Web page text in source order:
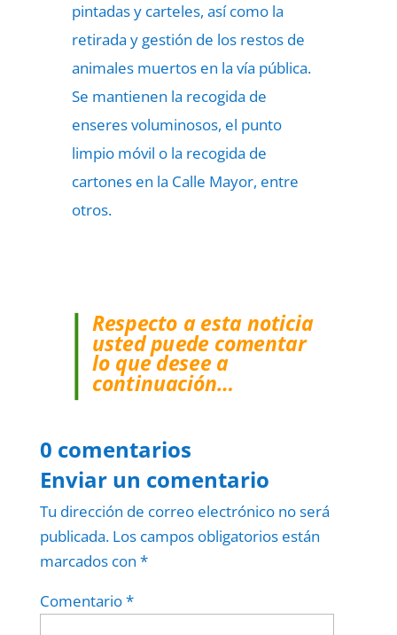
pintadas y carteles, así como la
retirada y gestión de los restos de
animales muertos en la vía pública.
Se mantienen la recogida de
enseres voluminosos, el punto
limpio móvil o la recogida de
cartones en la Calle Mayor, entre
otros.
Respecto a esta noticia
usted puede comentar
lo que desee a
continuación…
0 comentarios
Enviar un comentario
Tu dirección de correo electrónico no será
publicada. Los campos obligatorios están
marcados con *
Comentario*